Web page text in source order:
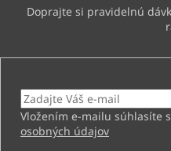
Vložením e-mailu súhlasíte s
osobných údajov